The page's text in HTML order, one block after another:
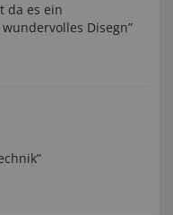
da es ein
Disegn”